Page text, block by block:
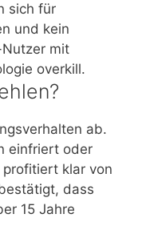
sich für
und kein
mit
overkill.
ab.
einfriert oder
klar von
dass
15 Jahre